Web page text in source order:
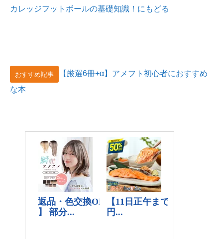
カレッジフットボールの基礎知識！にもどる
おすすめ記事
【厳選6冊+α】アメフト初心者におすすめ
な本